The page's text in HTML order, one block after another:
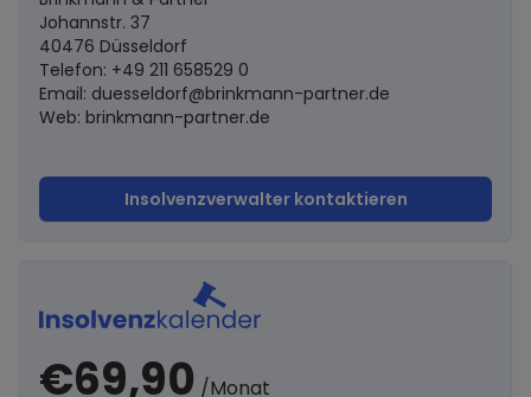
Johannstr. 37
40476 Düsseldorf
Telefon: +49 211 658529 0
Email: duesseldorf@brinkmann-partner.de
Web: brinkmann-partner.de
Insolvenzverwalter kontaktieren
€69,90 /Monat